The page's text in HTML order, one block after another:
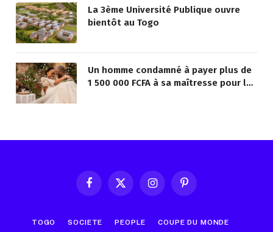
La 3ème Université Publique ouvre
bientôt au Togo
Un homme condamné à payer plus de
1 500 000 FCFA à sa maîtresse pour lui
FacebookX
InstagramPinterest
TOGO SOCIETE PEOPLE COUPE DU MONDE